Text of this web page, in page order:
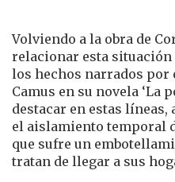
Volviendo a la obra de
relacionar esta
los hechos narrados
Camus en su novela ‘La
destacar en estas líneas,
el aislamiento temporal
que sufre un
tratan de llegar a sus